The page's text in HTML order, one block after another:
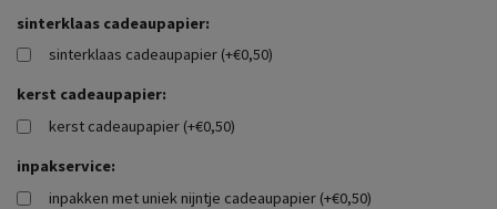
sinterklaas cadeaupapier:
sinterklaas cadeaupapier (+€0,50)
kerst cadeaupapier:
kerst cadeaupapier (+€0,50)
inpakservice:
inpakken met uniek nijntje cadeaupapier (+€0,50)